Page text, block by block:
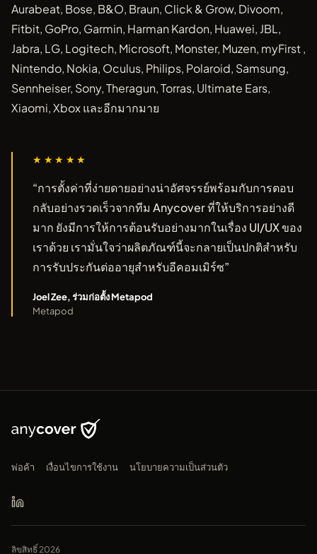
Aurabeat, Bose, B&O, Braun, Click & Grow, Divoom,
Fitbit, GoPro, Garmin, Harman Kardon, Huawei, JBL,
Jabra, LG, Logitech, Microsoft, Monster, Muzen, myFirst ,
Nintendo, Nokia, Oculus, Philips, Polaroid, Samsung,
Sennheiser, Sony, Theragun, Torras, Ultimate Ears,
Xiaomi, Xbox และอีกมากมาย
★★★★★
“การตั้งค่าที่ง่ายดายอย่างน่าอัศจรรย์พร้อมกับการตอบ
กลับอย่างรวดเร็วจากทีม Anycover ที่ให้บริการอย่างดี
มาก ยังมีการให้การต้อนรับอย่างมากในเรื่อง UI/UX ของ
เราด้วย เรามั่นใจว่าผลิตภัณฑ์นี้จะกลายเป็นปกติสำหรับ
การรับประกันต่ออายุสำหรับอีคอมเมิร์ซ”
Joel Zee, ร่วมก่อตั้ง Metapod
Metapod
พ่อค้า เงื่อนไขการใช้งาน นโยบายความเป็นส่วนตัว
ลิขสิทธิ์ 2026